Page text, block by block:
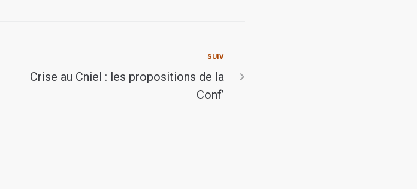
SUIV
Crise au Cniel : les propositions de la
Conf’